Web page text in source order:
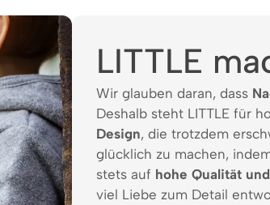
LITTLE
Wir glauben daran, dass
Deshalb steht LITTLE für
Design, die trotzdem
glücklich zu machen,
stets auf hohe Qualität
viel Liebe zum Detail